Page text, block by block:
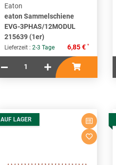
Eaton
eaton Sammelschiene
EVG-3PHAS/12MODUL
215639 (1er)
Lieferzeit : 2-3 Tage 6,85 € *
AUF LAGER